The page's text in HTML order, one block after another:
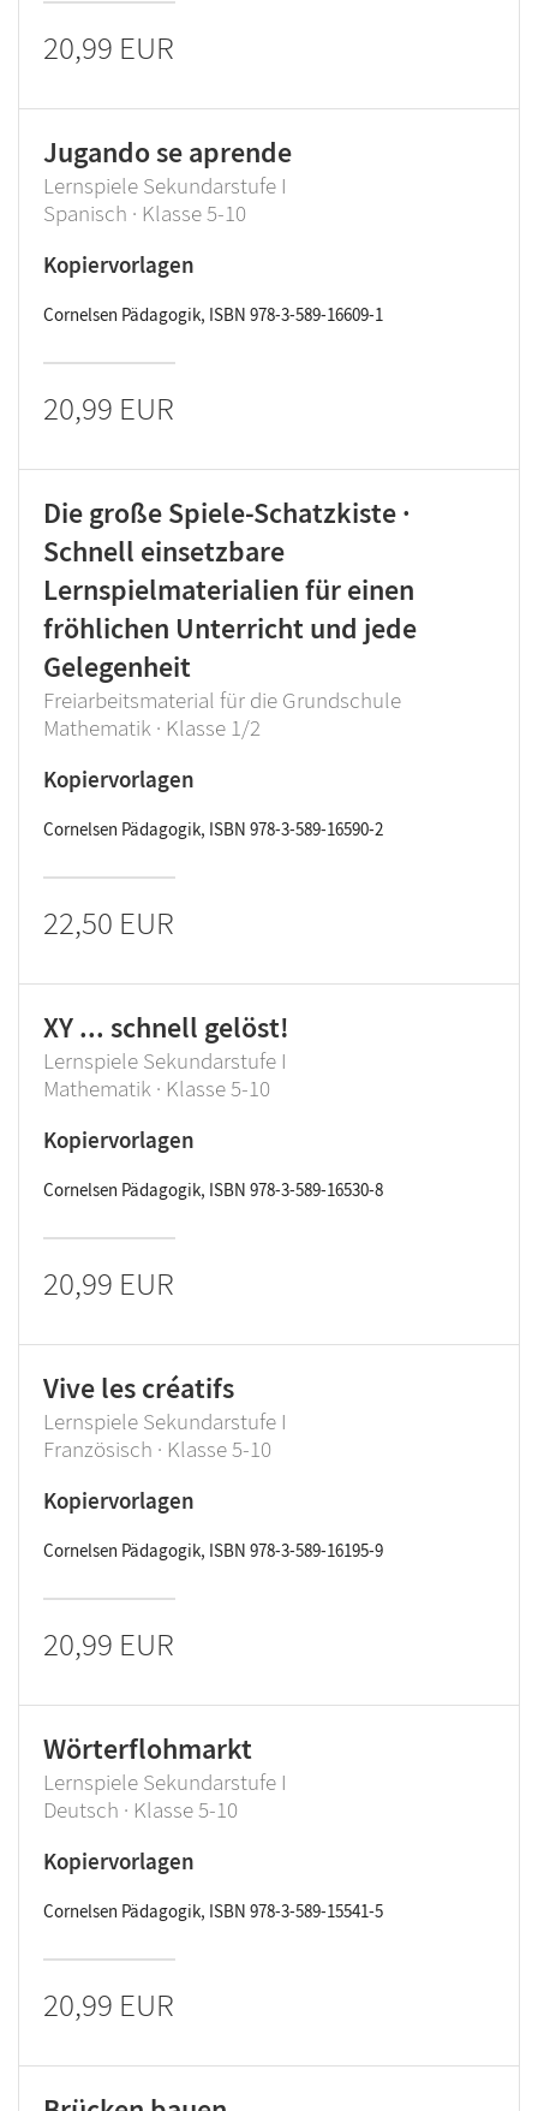
20,99 EUR
Jugando se aprende
Lernspiele Sekundarstufe I
Spanisch · Klasse 5-10
Kopiervorlagen
Cornelsen Pädagogik, ISBN 978-3-589-16609-1
20,99 EUR
Die große Spiele-Schatzkiste ·
Schnell einsetzbare
Lernspielmaterialien für einen
fröhlichen Unterricht und jede
Gelegenheit
Freiarbeitsmaterial für die Grundschule
Mathematik · Klasse 1/2
Kopiervorlagen
Cornelsen Pädagogik, ISBN 978-3-589-16590-2
22,50 EUR
XY ... schnell gelöst!
Lernspiele Sekundarstufe I
Mathematik · Klasse 5-10
Kopiervorlagen
Cornelsen Pädagogik, ISBN 978-3-589-16530-8
20,99 EUR
Vive les créatifs
Lernspiele Sekundarstufe I
Französisch · Klasse 5-10
Kopiervorlagen
Cornelsen Pädagogik, ISBN 978-3-589-16195-9
20,99 EUR
Wörterflohmarkt
Lernspiele Sekundarstufe I
Deutsch · Klasse 5-10
Kopiervorlagen
Cornelsen Pädagogik, ISBN 978-3-589-15541-5
20,99 EUR